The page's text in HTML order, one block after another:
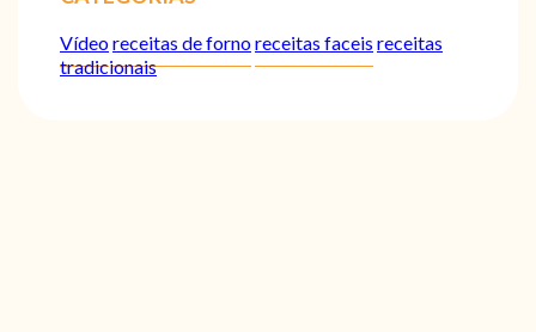
Vídeoreceitas de fornoreceitas faceis receitas
tradicionais